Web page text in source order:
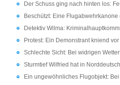
Der Schuss ging nach hinten los:
Beschützt: Eine
Detektiv Wilma:
Protest: Ein Demonstrant kniend
Schlechte Sicht: Bei widrigen
Sturmtief Wilfried hat in
Ein ungewöhnliches Flugobjekt: